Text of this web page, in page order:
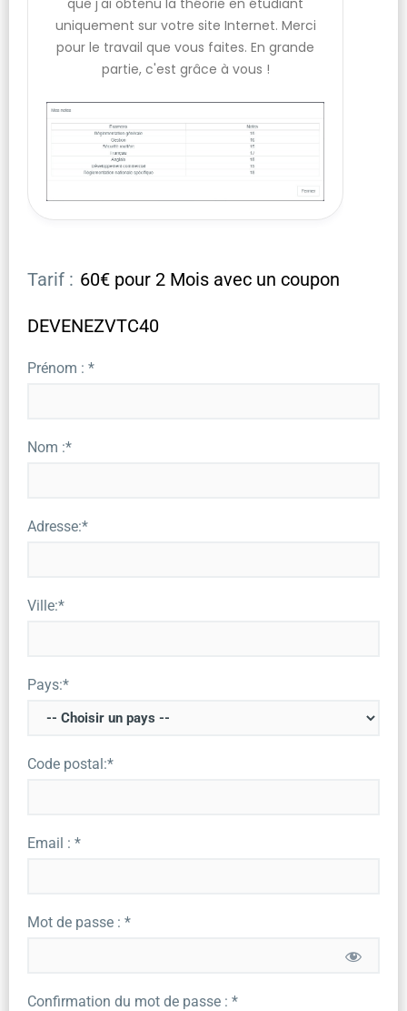
que j'ai obtenu la théorie en étudiant
uniquement sur votre site Internet. Merci
pour le travail que vous faites. En grande
partie, c'est grâce à vous !
Tarif : 60€ pour 2 Mois avec un coupon
DEVENEZVTC40
Prénom : *
Nom :*
Adresse:*
Ville:*
Pays:*
Code postal:*
Email : *
Mot de passe : *
Confirmation du mot de passe : *